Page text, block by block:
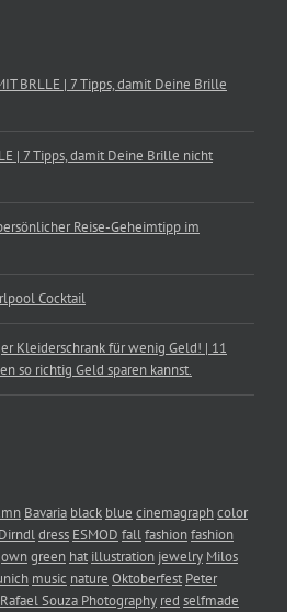
BRLLE | 7 Tipps, damit Deine Brille
| 7 Tipps, damit Deine Brille nicht
Reise-Geheimtipp im
Cocktail
Kleiderschrank für wenig Geld! | 11
so richtig Geld sparen kannst.
Bavaria black blue cinemagraphcolor
Dirndldress ESMOD fallfashionfashion
green hat illustration jewelry Milos
music nature Oktoberfest Peter
Rafael Souza Photography red selfmade